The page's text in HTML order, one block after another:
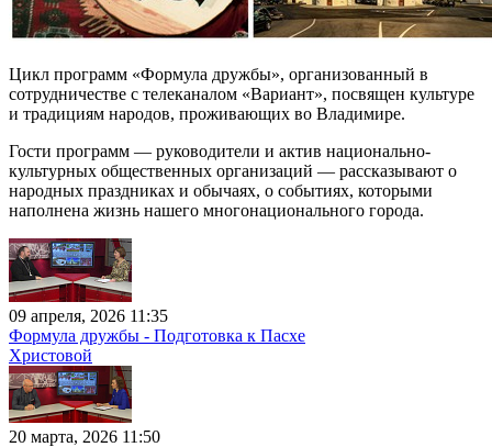
Цикл программ «Формула дружбы», организованный в
сотрудничестве с телеканалом «Вариант», посвящен культуре
и традициям народов, проживающих во Владимире.
Гости программ — руководители и актив национально-
культурных общественных организаций — рассказывают о
народных праздниках и обычаях, о событиях, которыми
наполнена жизнь нашего многонационального города.
09 апреля, 2026 11:35
Формула дружбы - Подготовка к Пасхе
Христовой
20 марта, 2026 11:50